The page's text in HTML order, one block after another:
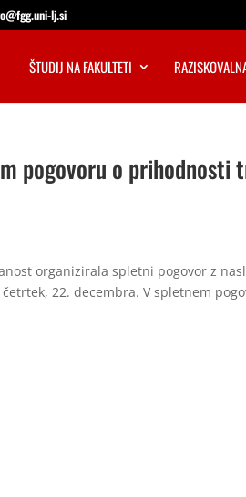
lj.si
ŠTUDIJ NA FAKULTETI
pogovoru o prihodnosti
organizirala spletni pogovor z
22. decembra. V spletnem